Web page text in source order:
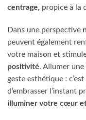
centrage, propice à la
Dans une perspective
peuvent également
votre maison et
positivité. Allumer une
geste esthétique : c’est
d’embrasser l’instant
illuminer votre cœur